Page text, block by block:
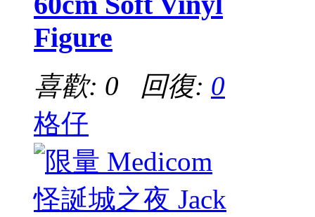
Figure
喜歡: 0 回復: 0
格仔